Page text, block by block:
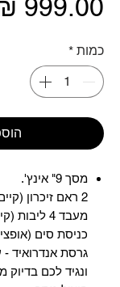
כמות *
מסך 9" אינץ'.
2 ראם זיכרון (קיים גם ב4/6/8 ראם זיכרון).
מעבד 4 ליבות (קיים גם ב8 ליבות).
כניסת סים
גרסת אנדרואיד -
ונגיד לכם בדיוק